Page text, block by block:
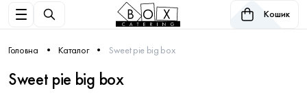
Кошик
Головна Каталог Sweet pie big box
Sweet pie big box